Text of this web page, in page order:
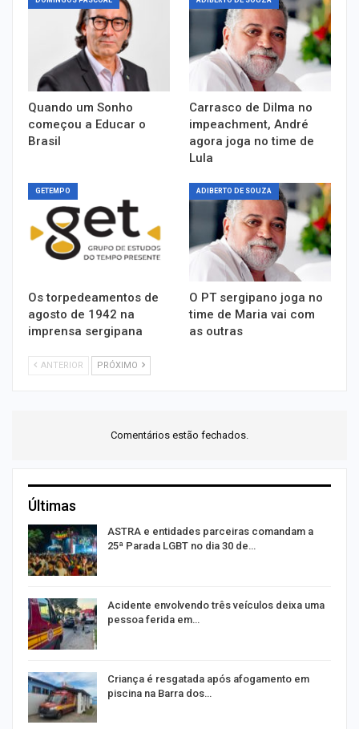
Quando um Sonho
começou a Educar o
Brasil
Carrasco de Dilma no
impeachment, André
agora joga no time de
Lula
GETEMPO
Os torpedeamentos de
agosto de 1942 na
imprensa sergipana
ADIBERTO DE SOUZA
O PT sergipano joga no
time de Maria vai com
as outras
ANTERIOR PRÓXIMO
Comentários estão fechados.
Últimas
ASTRA e entidades parceiras comandam a
25ª Parada LGBT no dia 30 de…
Acidente envolvendo três veículos deixa uma
pessoa ferida em…
Criança é resgatada após afogamento em
piscina na Barra dos…